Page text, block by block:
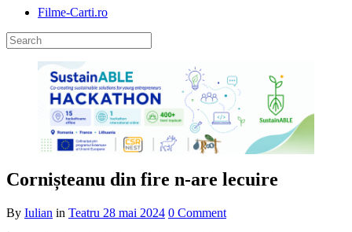
Filme-Carti.ro
Cornișteanu din fire n-are lecuire
By Iulian in Teatru 28 mai 2024 0 Comment